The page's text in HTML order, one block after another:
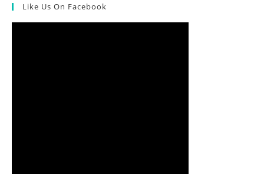
Like Us On Facebook